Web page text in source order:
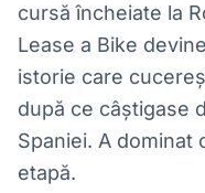
cursă încheiate la
Lease a Bike
istorie care
după ce câștigase
Spaniei. A dominat
etapă.